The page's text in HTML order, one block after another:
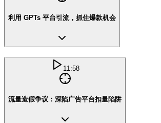
利用 GPTs 平台引流，抓住爆款机会
11:58
流量造假争议：深陷广告平台扣量陷阱